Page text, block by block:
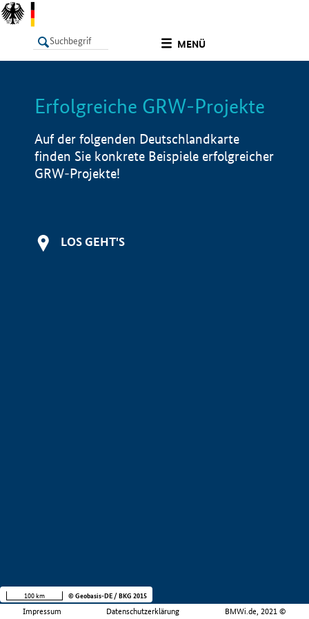
MENÜ
LISTE Info
Erfolgreiche GRW-Projekte
Auf der folgenden Deutschlandkarte
finden Sie konkrete Beispiele erfolgreicher
GRW-Projekte!
LOS GEHT'S
Impressum Datenschutzerklärung BMWi.de, 2021 ©
100 km © Geobasis-DE / BKG 2015